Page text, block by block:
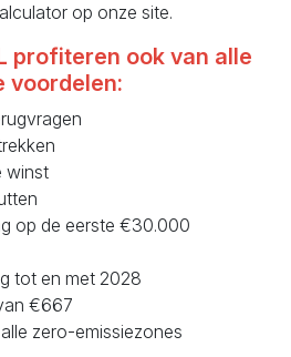
op onze site.
profiteren ook van alle
voordelen:
winst
op de eerste €30.000
tot en met 2028
€667
zero-emissiezones